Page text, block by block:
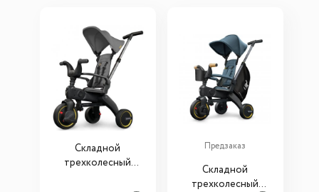
Складной
трехколесный
Предзаказ
Складной
трехколесный